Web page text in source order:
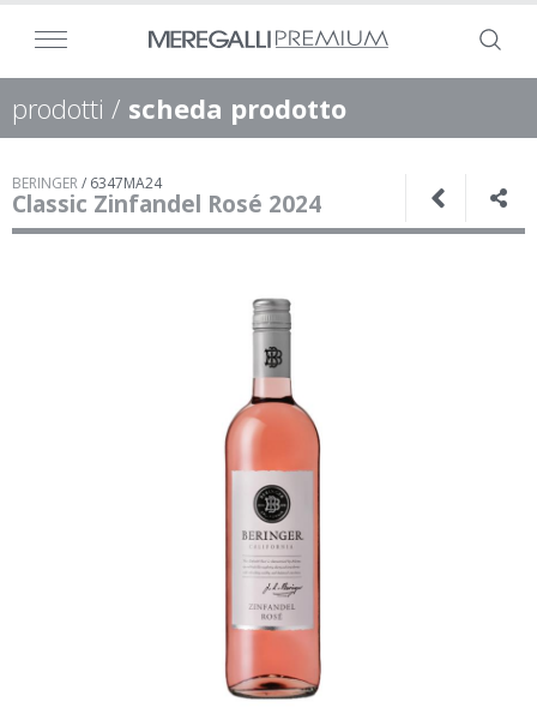
prodotti / scheda prodotto
BERINGER/ 6347MA24
Classic Zinfandel Rosé 2024